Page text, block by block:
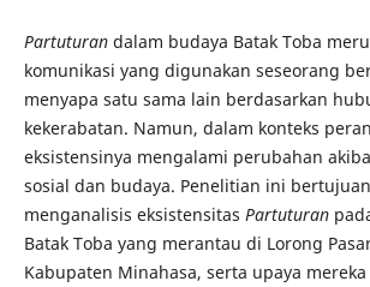
Partuturandalam budaya Batak Toba
komunikasi yang digunakan seseorang
menyapa satu sama lain berdasarkan
kekerabatan. Namun, dalam konteks
eksistensinya mengalami perubahan
sosial dan budaya. Penelitian ini
menganalisis eksistensitas Partuturan
Batak Toba yang merantau di Lorong
Kabupaten Minahasa, serta upaya